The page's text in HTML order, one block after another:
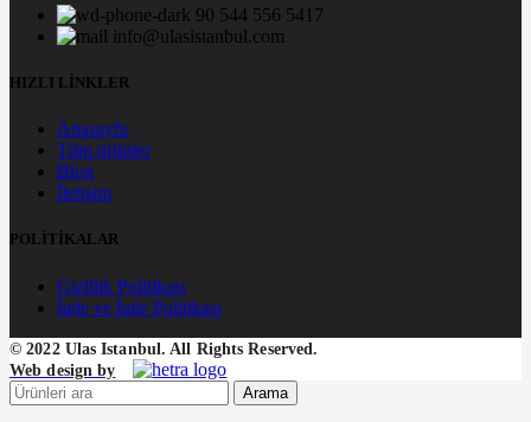
90 544 556 5417
info@ulasistanbul.com
HIZLI LİNKLER
Anasayfa
Tüm ürünler
Blog
İletişim
POLİTİKALAR
Gizlilik Politikası
İade ve İade Politikası
© 2022 Ulas Istanbul. All Rights Reserved.
Web design by
Arama